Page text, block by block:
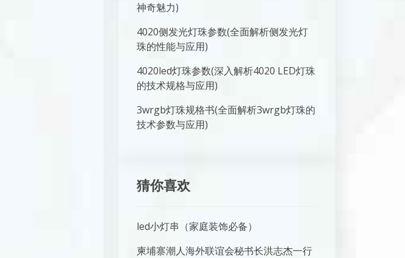
神奇魅力)
4020侧发光灯珠参数(全面解析侧发光灯
珠的性能与应用)
4020led灯珠参数(深入解析4020 LED灯珠
的技术规格与应用)
3wrgb灯珠规格书(全面解析3wrgb灯珠的
技术参数与应用)
猜你喜欢
led小灯串（家庭装饰必备）
柬埔寨潮人海外联谊会秘书长洪志杰一行